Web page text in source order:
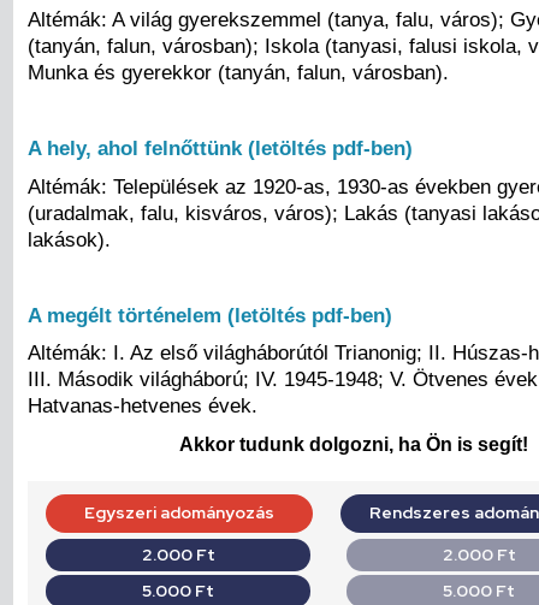
Altémák: A világ gyerekszemmel (tanya, falu, város);
(tanyán, falun, városban); Iskola (tanyasi, falusi iskola,
Munka és gyerekkor (tanyán, falun, városban).
A hely, ahol felnőttünk (letöltés pdf-ben)
Altémák: Települések az 1920-as, 1930-as években
(uradalmak, falu, kisváros, város); Lakás (tanyasi
lakások).
A megélt történelem (letöltés pdf-ben)
Altémák: I. Az első világháborútól Trianonig; II. Húszas-
III. Második világháború; IV. 1945-1948; V. Ötvenes
Hatvanas-hetvenes évek.
Akkor tudunk dolgozni, ha Ön is segít!